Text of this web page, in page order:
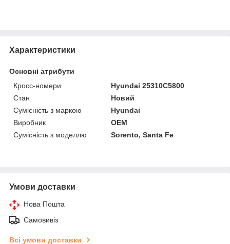
Характеристики
Основні атрибути
Кросс-номери
Hyundai 25310C5800
Стан
Новий
Сумісність з маркою
Hyundai
Виробник
OEM
Сумісність з моделлю
Sorento, Santa Fe
Умови доставки
Нова Пошта
Самовивіз
Всі умови доставки